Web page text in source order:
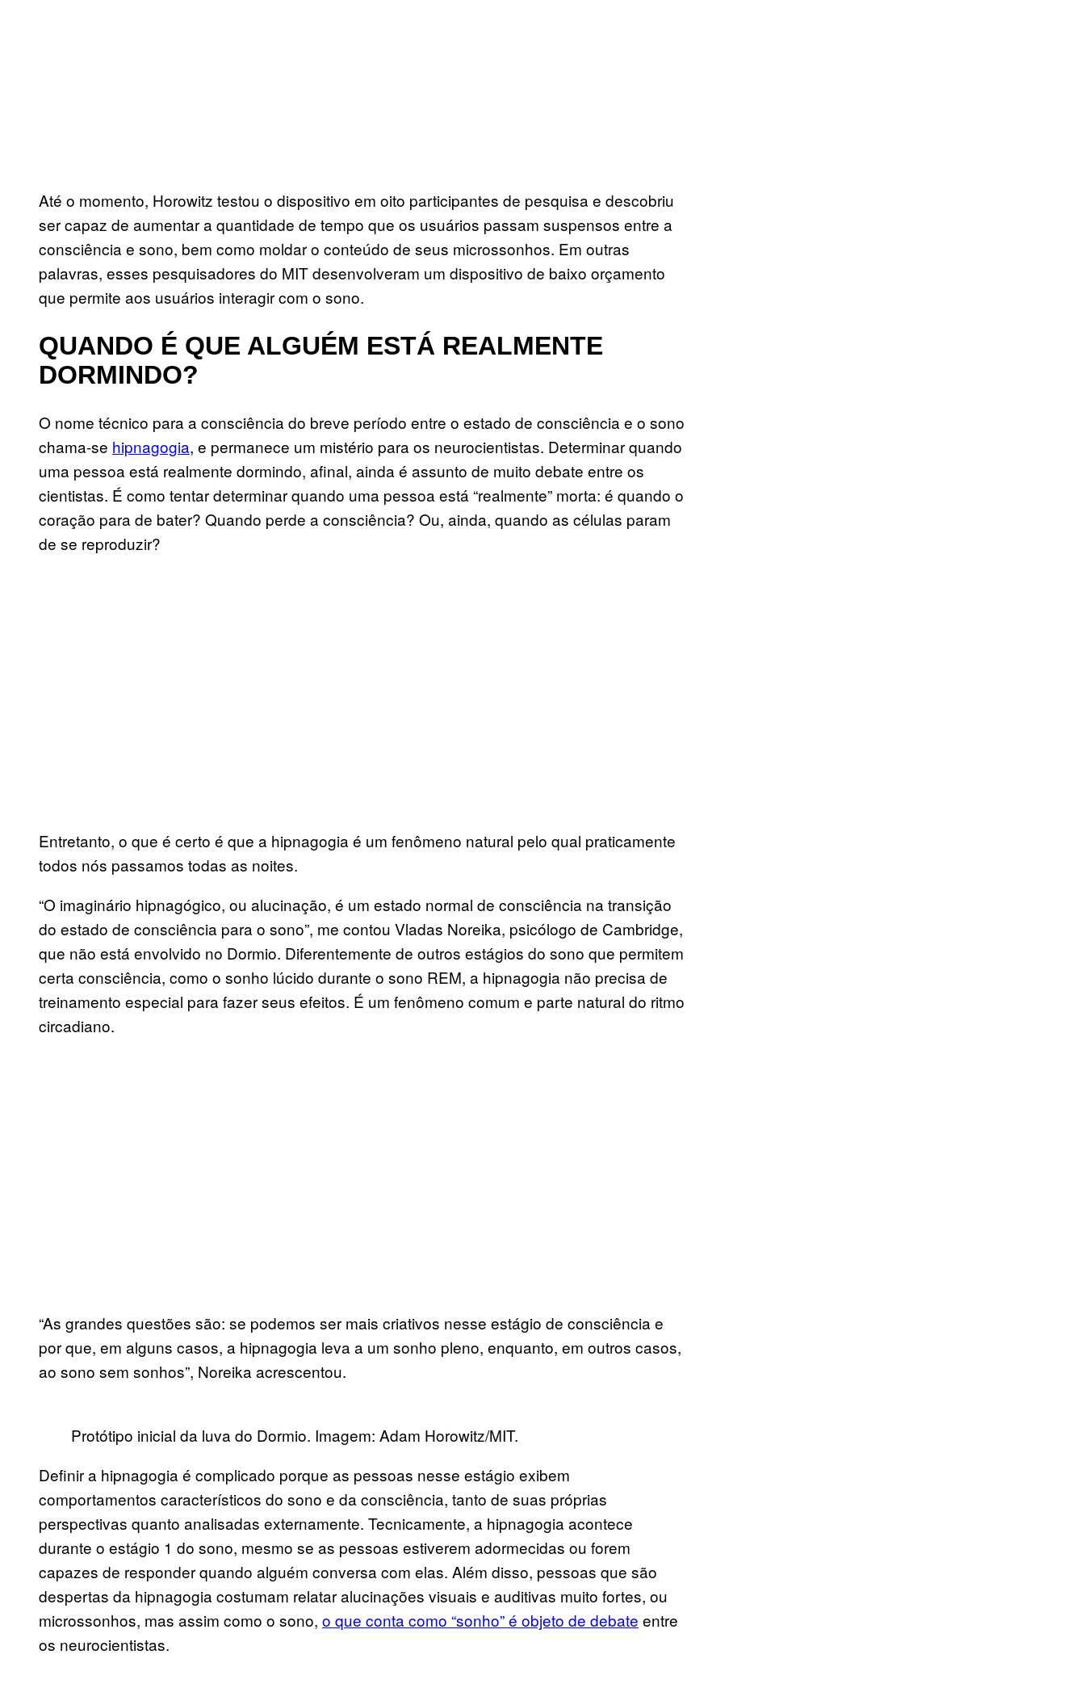
Até o momento, Horowitz testou o dispositivo em oito participantes de pesquisa e descobriu
ser capaz de aumentar a quantidade de tempo que os usuários passam suspensos entre a
consciência e sono, bem como moldar o conteúdo de seus microssonhos. Em outras
palavras, esses pesquisadores do MIT desenvolveram um dispositivo de baixo orçamento
que permite aos usuários interagir com o sono.
QUANDO É QUE ALGUÉM ESTÁ REALMENTE
DORMINDO?
O nome técnico para a consciência do breve período entre o estado de consciência e o sono
chama-se hipnagogia, e permanece um mistério para os neurocientistas. Determinar quando
uma pessoa está realmente dormindo, afinal, ainda é assunto de muito debate entre os
cientistas. É como tentar determinar quando uma pessoa está “realmente” morta: é quando o
coração para de bater? Quando perde a consciência? Ou, ainda, quando as células param
de se reproduzir?
Entretanto, o que é certo é que a hipnagogia é um fenômeno natural pelo qual praticamente
todos nós passamos todas as noites.
“O imaginário hipnagógico, ou alucinação, é um estado normal de consciência na transição
do estado de consciência para o sono”, me contou Vladas Noreika, psicólogo de Cambridge,
que não está envolvido no Dormio. Diferentemente de outros estágios do sono que permitem
certa consciência, como o sonho lúcido durante o sono REM, a hipnagogia não precisa de
treinamento especial para fazer seus efeitos. É um fenômeno comum e parte natural do ritmo
circadiano.
“As grandes questões são: se podemos ser mais criativos nesse estágio de consciência e
por que, em alguns casos, a hipnagogia leva a um sonho pleno, enquanto, em outros casos,
ao sono sem sonhos”, Noreika acrescentou.
Protótipo inicial da luva do Dormio. Imagem: Adam Horowitz/MIT.
Definir a hipnagogia é complicado porque as pessoas nesse estágio exibem
comportamentos característicos do sono e da consciência, tanto de suas próprias
perspectivas quanto analisadas externamente. Tecnicamente, a hipnagogia acontece
durante o estágio 1 do sono, mesmo se as pessoas estiverem adormecidas ou forem
capazes de responder quando alguém conversa com elas. Além disso, pessoas que são
despertas da hipnagogia costumam relatar alucinações visuais e auditivas muito fortes, ou
microssonhos, mas assim como o sono, o que conta como “sonho” é objeto de debate entre
os neurocientistas.